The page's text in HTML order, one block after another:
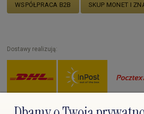
WSPÓŁPRACA B2B SKUP MONET I
Dostawy realizują:
Zapłać przez: